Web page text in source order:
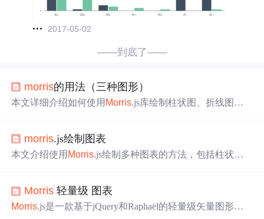
2017-05-02
——到底了——
morris的用法（三种图形）
本文详细介绍如何使用 Morris.js库绘制柱状图、折线图和
morris.js绘制图表
本文介绍使用 Morris.js绘制多种图表的方法，包括柱状
Morris 轻量级 图表
Morris.js是一款基于jQuery和Raphaël的轻量级矢量图形